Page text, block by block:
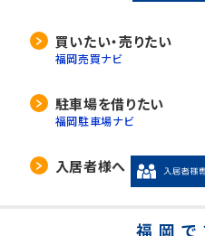
買いたい・売りたい
福岡売買ナビ
駐車場を借りたい
福岡駐車場ナビ
入居者様へ